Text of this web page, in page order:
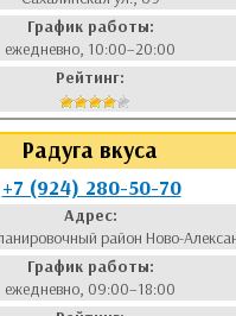
График работы:
ежедневно, 10:00–20:00
Рейтинг:
Радуга вкуса
+7 (924) 280-50-70
Адрес:
район Ново-
График работы:
ежедневно, 09:00–18:00